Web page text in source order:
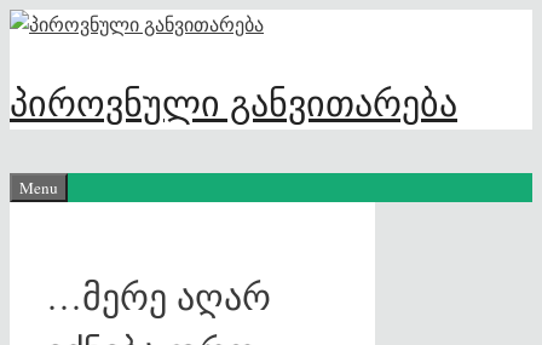
Skip
content
პიროვნული განვითარება
Menu
…მერე აღარ